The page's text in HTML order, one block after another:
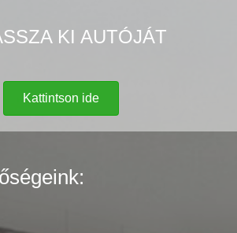
KI AUTÓJÁT
Kattintson ide